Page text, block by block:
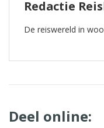
Redactie
De reiswereld in
Deel online: